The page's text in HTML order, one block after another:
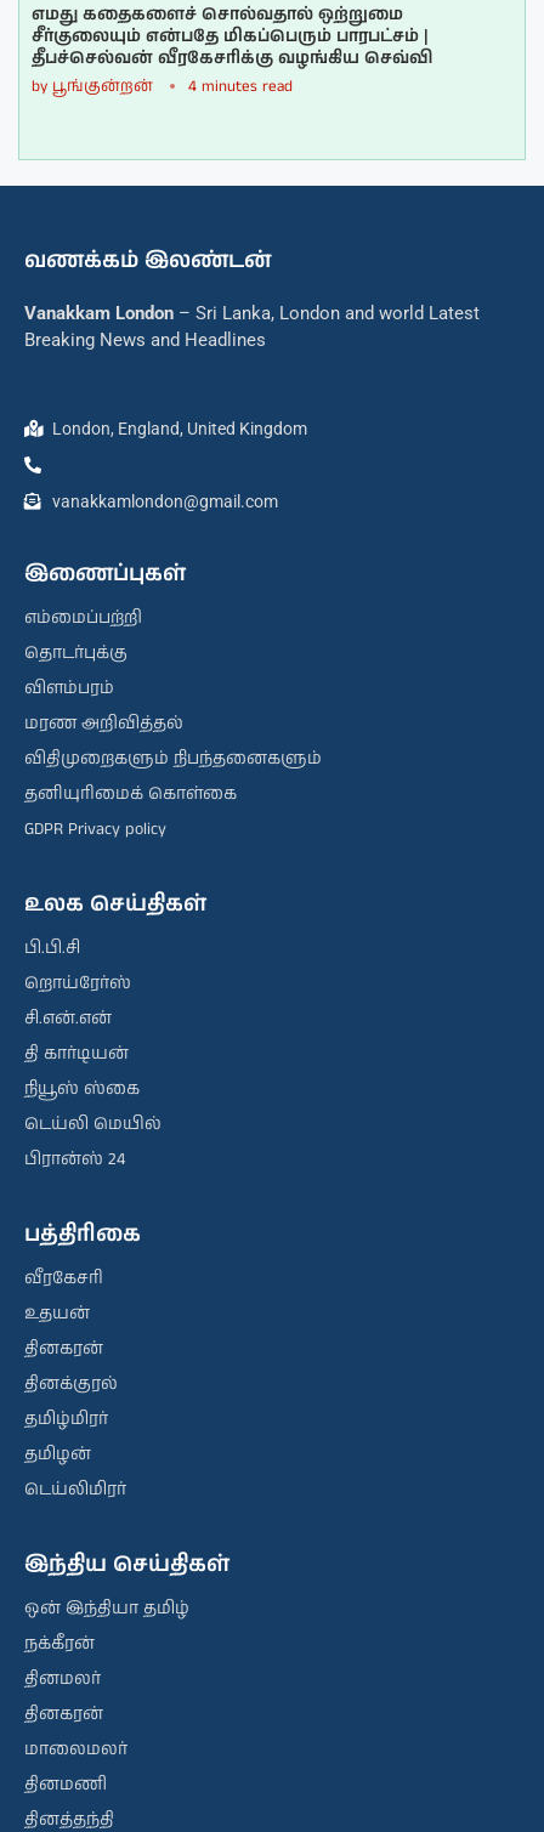
எமது கதைகளைச் சொல்வதால் ஒற்றுமை
சீர்குலையும் என்பதே மிகப்பெரும் பாரபட்சம் |
தீபச்செல்வன் வீரகேசரிக்கு வழங்கிய செவ்வி
by பூங்குன்றன் 4 minutes read
வணக்கம் இலண்டன்
Vanakkam London – Sri Lanka, London and world Latest
Breaking News and Headlines
London, England, United Kingdom
vanakkamlondon@gmail.com
இணைப்புகள்
எம்மைப்பற்றி
தொடர்புக்கு
விளம்பரம்
மரண அறிவித்தல்
விதிமுறைகளும் நிபந்தனைகளும்
தனியுரிமைக் கொள்கை
GDPR Privacy policy
உலக செய்திகள்
பி.பி.சி
றொய்ரேர்ஸ்
சி.என்.என்
தி கார்டியன்
நியூஸ் ஸ்கை
டெய்லி மெயில்
பிரான்ஸ் 24
பத்திரிகை
வீரகேசரி
உதயன்
தினகரன்
தினக்குரல்
தமிழ்மிரர்
தமிழன்
டெய்லிமிரர்
இந்திய செய்திகள்
ஒன் இந்தியா தமிழ்
நக்கீரன்
தினமலர்
தினகரன்
மாலைமலர்
தினமணி
தினத்தந்தி